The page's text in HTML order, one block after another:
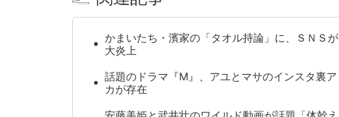
かまいたち・濱家の「タオル持論」に、ＳＮＳが
大炎上
話題のドラマ『M』、アユとマサのインスタ裏ア
カが存在